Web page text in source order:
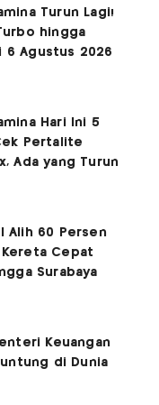
Turun Lagi!
hingga
6 Agustus 2026
Hari Ini 5
Pertalite
Ada yang Turun
Alih 60 Persen
Kereta Cepat
Surabaya
Keuangan
di Dunia